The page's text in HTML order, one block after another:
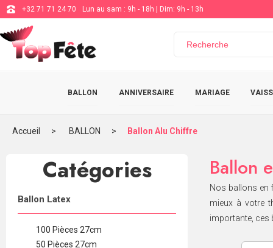
+32 71 71 24 70 Lun au sam : 9h - 18h | Dim: 9h - 13h
BALLON ANNIVERSAIRE MARIAGE
Accueil BALLON Ballon Alu Chiffre
Ballon
Nos ballons en
mieux à votre
importante, ces
Catégories
Ballon Latex
100 Pièces 27cm
50 Pièces 27cm